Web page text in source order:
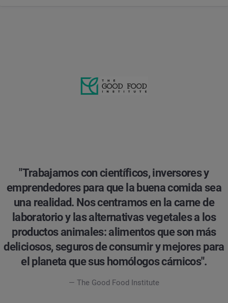
"Trabajamos con científicos, inversores y
emprendedores para que la buena comida sea
una realidad. Nos centramos en la carne de
laboratorio y las alternativas vegetales a los
productos animales: alimentos que son más
deliciosos, seguros de consumir y mejores para
el planeta que sus homólogos cárnicos".
— The Good Food Institute